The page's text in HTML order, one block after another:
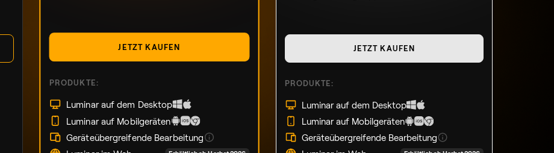
JETZT KAUFEN
PRODUKTE:
Luminar auf dem Desktop
Luminar auf Mobilgeräten
Geräteübergreifende Bearbeitung
JETZT KAUFEN
PRODUKTE:
Luminar auf dem Desktop
Luminar auf Mobilgeräten
Geräteübergreifende Bearbeitung